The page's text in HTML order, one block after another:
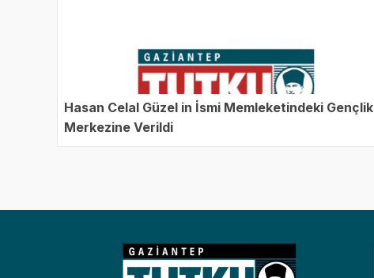
Hasan Celal Güzel in İsmi Memleketindeki Gençlik
Merkezine Verildi